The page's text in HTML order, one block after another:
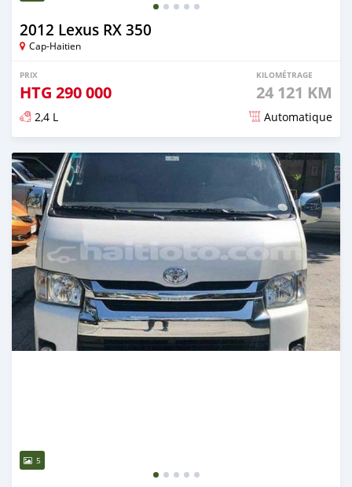
2012 Lexus RX 350
Cap-Haitien
PRIX
HTG 290 000
KILOMÉTRAGE
24 121 KM
2,4 L Automatique
Publié il y a 5 mois
5